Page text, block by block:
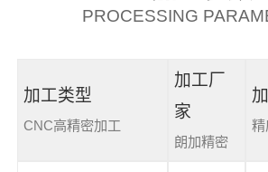
PROCESSING
加工类型
CNC高精密加工
加工厂
家
朗加精密
精